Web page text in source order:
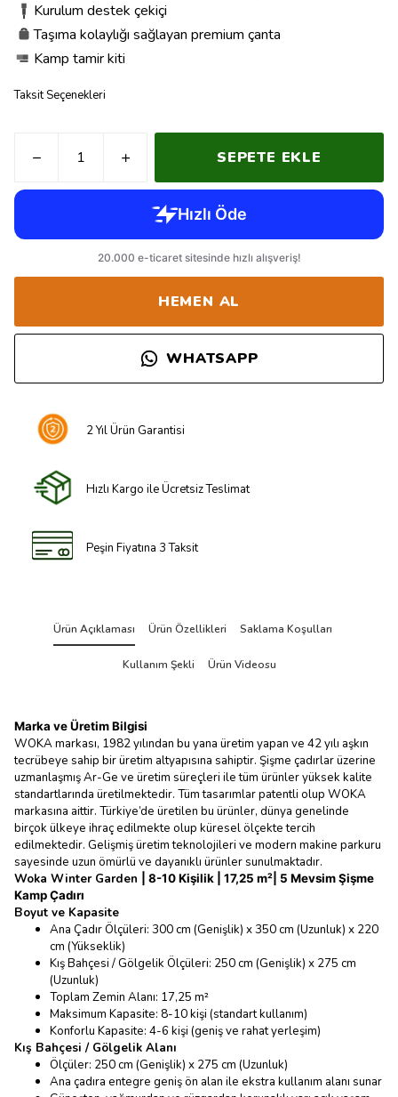
Kurulum destek çekiçi
Taşıma kolaylığı sağlayan premium çanta
Kamp tamir kiti
Taksit Seçenekleri
SEPETE EKLE
HEMEN AL
WHATSAPP
2 Yıl Ürün Garantisi
Hızlı Kargo ile Ücretsiz Teslimat
Peşin Fiyatına 3 Taksit
Ürün Açıklaması Ürün Özellikleri Saklama Koşulları
Kullanım Şekli Ürün Videosu
Marka ve Üretim Bilgisi
WOKA markası, 1982 yılından bu yana üretim yapan ve 42 yılı aşkın
tecrübeye sahip bir üretim altyapısına sahiptir. Şişme çadırlar üzerine
uzmanlaşmış Ar-Ge ve üretim süreçleri ile tüm ürünler yüksek kalite
standartlarında üretilmektedir. Tüm tasarımlar patentli olup WOKA
markasına aittir. Türkiye’de üretilen bu ürünler, dünya genelinde
birçok ülkeye ihraç edilmekte olup küresel ölçekte tercih
edilmektedir. Gelişmiş üretim teknolojileri ve modern makine parkuru
sayesinde uzun ömürlü ve dayanıklı ürünler sunulmaktadır.
Woka Winter Garden
8-10 Kişilik 17,25 m² 5 Mevsim Şişme
Kamp Çadırı
Boyut ve Kapasite
Ana Çadır Ölçüleri: 300 cm (Genişlik) x 350 cm (Uzunluk) x 220
cm (Yükseklik)
Kış Bahçesi / Gölgelik Ölçüleri: 250 cm (Genişlik) x 275 cm
(Uzunluk)
Toplam Zemin Alanı: 17,25 m²
Maksimum Kapasite: 8-10 kişi (standart kullanım)
Konforlu Kapasite: 4-6 kişi (geniş ve rahat yerleşim)
Kış Bahçesi / Gölgelik Alanı
Ölçüler: 250 cm (Genişlik) x 275 cm (Uzunluk)
Ana çadıra entegre geniş ön alan ile ekstra kullanım alanı sunar